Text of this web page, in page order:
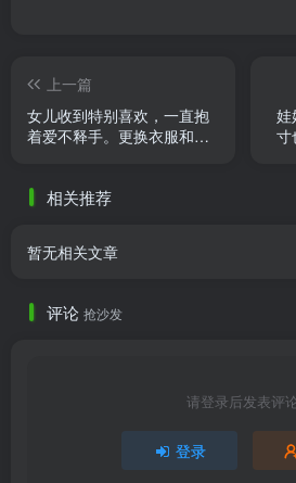
上一篇
女儿收到特别喜欢，一直抱
着爱不释手。更换衣服和各
答， ......
娃
寸
相关推荐
暂无相关文章
评论 抢沙发
请登录后发表评
登录